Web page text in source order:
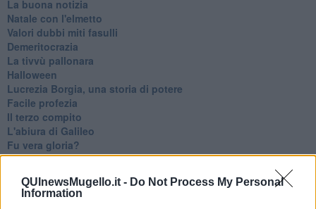
QUInewsMugello.it - Do Not Process My Personal
Information
La buona notizia
Natale con l'elmetto
Valori dubbi miti fasulli
Demeritocrazia
La tivvù pallonara
Halloween
​Lucrezia Borgia, una storia di potere
Facile profezia
Il terzo compito
L'abiura di Galileo
Fu vera gloria?
La guerricciola delle due rose
Alla fermata dell'autobus
La repressione sessuale per sentito dire